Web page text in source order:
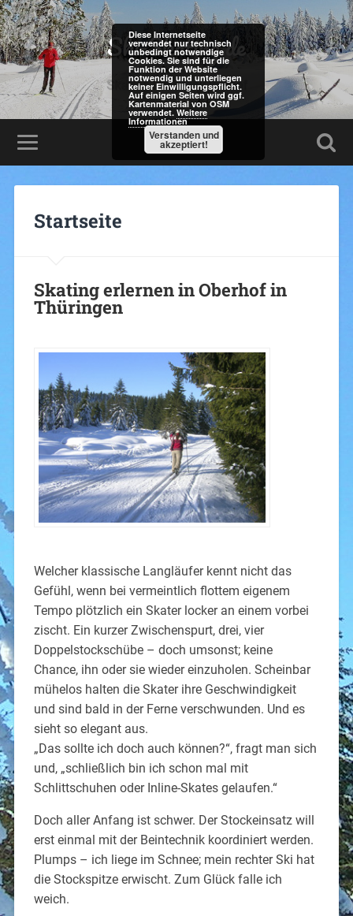
Ski-Skating.de
Skating lernen in Oberhof
Startseite
Skating erlernen in Oberhof in
Thüringen
Welcher klassische Langläufer kennt nicht das
Gefühl, wenn bei vermeintlich flottem eigenem
Tempo plötzlich ein Skater locker an einem vorbei
zischt. Ein kurzer Zwischenspurt, drei, vier
Doppelstockschübe – doch umsonst; keine
Chance, ihn oder sie wieder einzuholen. Scheinbar
mühelos halten die Skater ihre Geschwindigkeit
und sind bald in der Ferne verschwunden. Und es
sieht so elegant aus.
„Das sollte ich doch auch können?“, fragt man sich
und, „schließlich bin ich schon mal mit
Schlittschuhen oder Inline-Skates gelaufen.“
Doch aller Anfang ist schwer. Der Stockeinsatz will
erst einmal mit der Beintechnik koordiniert werden.
Plumps – ich liege im Schnee; mein rechter Ski hat
die Stockspitze erwischt. Zum Glück falle ich
weich.
Diese Internetseite
verwendet nur technisch
unbedingt notwendige
Cookies. Sie sind für die
Funktion der Website
notwendig und unterliegen
keiner Einwilligungspflicht.
Auf einigen Seiten wird ggf.
Kartenmaterial von OSM
verwendet. Weitere
Informationen
Verstanden und
akzeptiert!